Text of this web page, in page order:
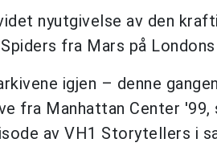
nyutgivelse av den
fra Mars på
igjen – denne
fra Manhattan Center
av VH1 Storytellers i